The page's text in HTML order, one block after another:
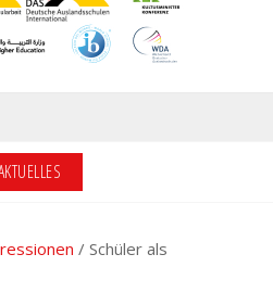
/ Schüler als